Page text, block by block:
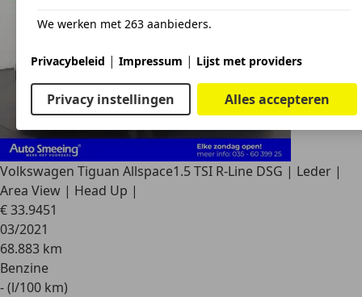
Volkswagen Tiguan Allspace1.5 TSI R-Line DSG | Leder |
Area View | Head Up |
€ 33.9451
03/2021
68.883 km
Benzine
- (l/100 km)
We werken met 263 aanbieders.
Privacybeleid | Impressum | Lijst met providers
Privacy instellingen Alles accepteren